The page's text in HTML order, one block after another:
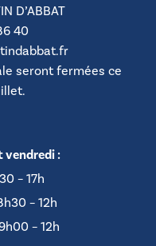
D’ABBAT
40
seront fermées ce
vendredi :
– 17h
– 12h
– 12h